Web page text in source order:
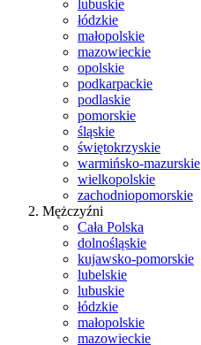
lubuskie
łódzkie
małopolskie
mazowieckie
opolskie
podkarpackie
podlaskie
pomorskie
śląskie
świętokrzyskie
warmińsko-mazurskie
wielkopolskie
zachodniopomorskie
Mężczyźni
Cała Polska
dolnośląskie
kujawsko-pomorskie
lubelskie
lubuskie
łódzkie
małopolskie
mazowieckie